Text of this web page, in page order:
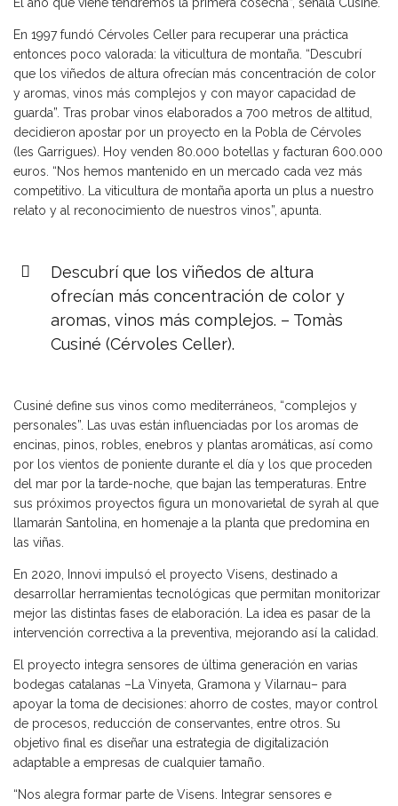
En 1997 fundó Cérvoles Celler para recuperar una práctica
entonces poco valorada: la viticultura de montaña. “Descubrí
que los viñedos de altura ofrecían más concentración de color
y aromas, vinos más complejos y con mayor capacidad de
guarda”. Tras probar vinos elaborados a 700 metros de altitud,
decidieron apostar por un proyecto en la Pobla de Cérvoles
(les Garrigues). Hoy venden 80.000 botellas y facturan 600.000
euros. “Nos hemos mantenido en un mercado cada vez más
competitivo. La viticultura de montaña aporta un plus a nuestro
relato y al reconocimiento de nuestros vinos”, apunta.
Descubrí que los viñedos de altura
ofrecían más concentración de color y
aromas, vinos más complejos. – Tomàs
Cusiné (Cérvoles Celler).
Cusiné define sus vinos como mediterráneos, “complejos y
personales”. Las uvas están influenciadas por los aromas de
encinas, pinos, robles, enebros y plantas aromáticas, así como
por los vientos de poniente durante el día y los que proceden
del mar por la tarde-noche, que bajan las temperaturas. Entre
sus próximos proyectos figura un monovarietal de syrah al que
llamarán Santolina, en homenaje a la planta que predomina en
las viñas.
En 2020, Innovi impulsó el proyecto Visens, destinado a
desarrollar herramientas tecnológicas que permitan monitorizar
mejor las distintas fases de elaboración. La idea es pasar de la
intervención correctiva a la preventiva, mejorando así la calidad.
El proyecto integra sensores de última generación en varias
bodegas catalanas –La Vinyeta, Gramona y Vilarnau– para
apoyar la toma de decisiones: ahorro de costes, mayor control
de procesos, reducción de conservantes, entre otros. Su
objetivo final es diseñar una estrategia de digitalización
adaptable a empresas de cualquier tamaño.
“Nos alegra formar parte de Visens. Integrar sensores e